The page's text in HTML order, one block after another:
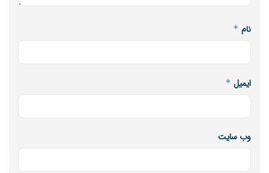
نام *
ایمیل *
وب‌ سایت